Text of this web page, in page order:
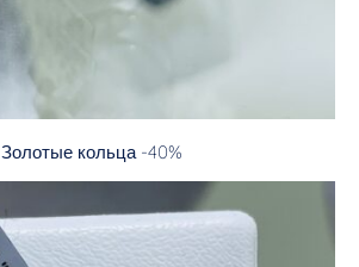
Золотые кольца -40%